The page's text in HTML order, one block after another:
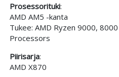
Prosessorituki:
AMD AM5 -kanta
Tukee: AMD Ryzen 9000,
Processors
Piirisarja:
AMD X870